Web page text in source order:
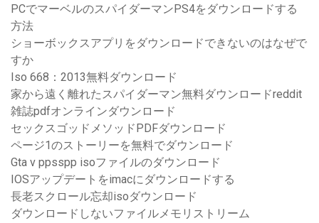
PCでマーベルのスパイダーマンPS4をダウンロードする
方法
ショーボックスアプリをダウンロードできないのはなぜで
すか
Iso 668：2013無料ダウンロード
家から遠く離れたスパイダーマン無料ダウンロードreddit
雑誌pdfオンラインダウンロード
セックスゴッドメソッドPDFダウンロード
ページ1のストーリーを無料でダウンロード
Gta v ppsspp isoファイルのダウンロード
IOSアップデートをimacにダウンロードする
長老スクロール忘却isoダウンロード
ダウンロードしないファイルメモリストリーム